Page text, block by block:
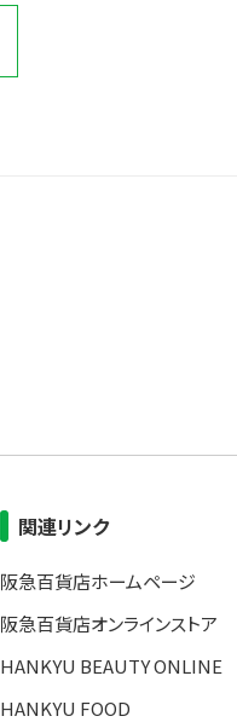
関連リンク
阪急百貨店ホームページ
阪急百貨店オンラインストア
HANKYU BEAUTY ONLINE
HANKYU FOOD